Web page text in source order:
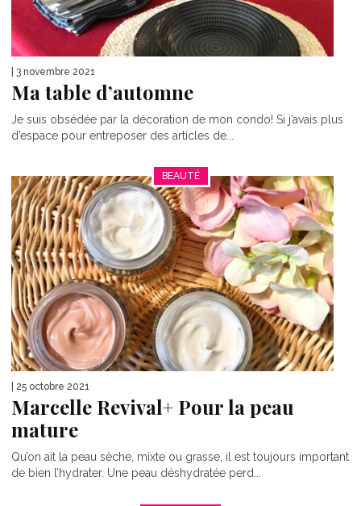
| 3 novembre 2021
Ma table d’automne
Je suis obsédée par la décoration de mon condo! Si j’avais plus
d’espace pour entreposer des articles de...
BEAUTÉ
| 25 octobre 2021
Marcelle Revival+ Pour la peau
mature
Qu’on ait la peau sèche, mixte ou grasse, il est toujours important
de bien l’hydrater. Une peau déshydratée perd...